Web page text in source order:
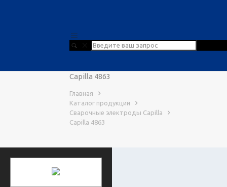
Capilla 4863
Главная
Каталог продукции
Сварочные электроды Capilla
Capilla 4863